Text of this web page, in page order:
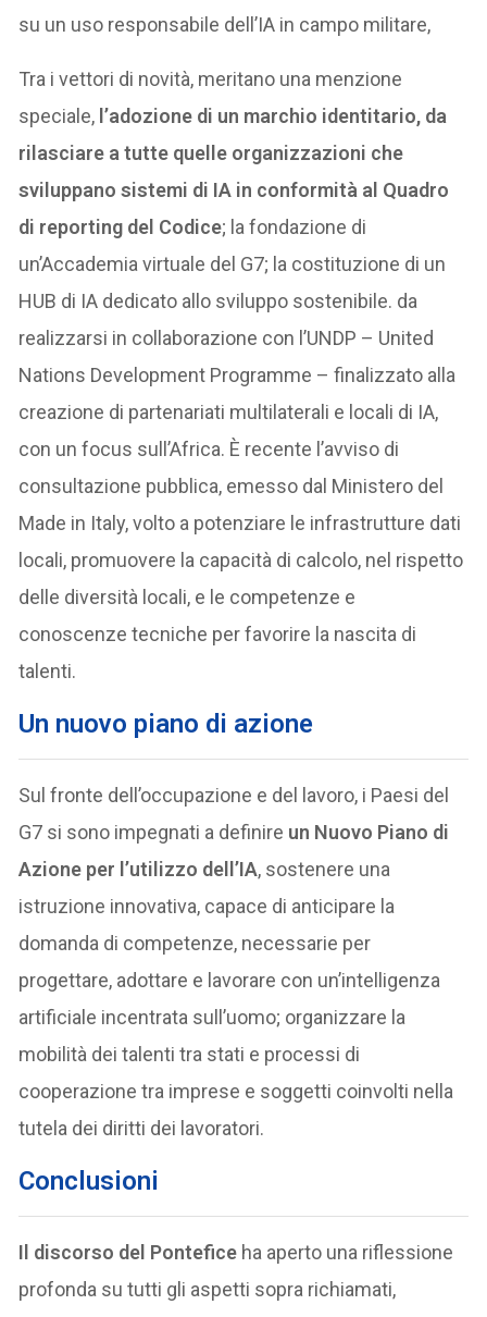
su un uso responsabile dell’IA in campo militare,
Tra i vettori di novità, meritano una menzione
speciale, l’adozione di un marchio identitario, da
rilasciare a tutte quelle organizzazioni che
sviluppano sistemi di IA in conformità al Quadro
di reporting del Codice; la fondazione di
un’Accademia virtuale del G7; la costituzione di un
HUB di IA dedicato allo sviluppo sostenibile. da
realizzarsi in collaborazione con l’UNDP – United
Nations Development Programme – finalizzato alla
creazione di partenariati multilaterali e locali di IA,
con un focus sull’Africa. È recente l’avviso di
consultazione pubblica, emesso dal Ministero del
Made in Italy, volto a potenziare le infrastrutture dati
locali, promuovere la capacità di calcolo, nel rispetto
delle diversità locali, e le competenze e
conoscenze tecniche per favorire la nascita di
talenti.
Un nuovo piano di azione
Sul fronte dell’occupazione e del lavoro, i Paesi del
G7 si sono impegnati a definire un Nuovo Piano di
Azione per l’utilizzo dell’IA, sostenere una
istruzione innovativa, capace di anticipare la
domanda di competenze, necessarie per
progettare, adottare e lavorare con un’intelligenza
artificiale incentrata sull’uomo; organizzare la
mobilità dei talenti tra stati e processi di
cooperazione tra imprese e soggetti coinvolti nella
tutela dei diritti dei lavoratori.
Conclusioni
Il discorso del Pontefice ha aperto una riflessione
profonda su tutti gli aspetti sopra richiamati,